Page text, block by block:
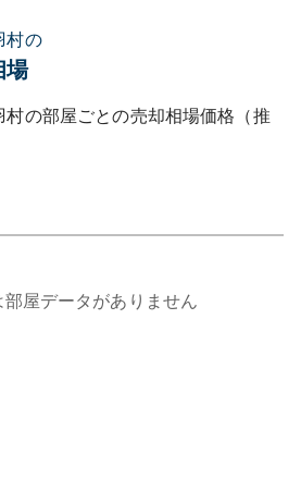
村の
場
村の部屋ごとの売却相場価格（推
部屋データがありません